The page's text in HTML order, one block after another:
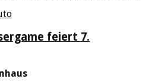
feiert 7.